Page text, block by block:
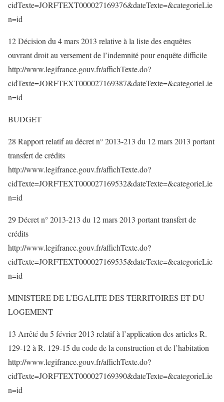
cidTexte=JORFTEXT000027169376&dateTexte=&categorieLie
n=id
12 Décision du 4 mars 2013 relative à la liste des enquêtes
ouvrant droit au versement de l’indemnité pour enquête difficile
http://www.legifrance.gouv.fr/affichTexte.do?
cidTexte=JORFTEXT000027169387&dateTexte=&categorieLie
n=id
BUDGET
28 Rapport relatif au décret n° 2013-213 du 12 mars 2013 portant
transfert de crédits
http://www.legifrance.gouv.fr/affichTexte.do?
cidTexte=JORFTEXT000027169532&dateTexte=&categorieLie
n=id
29 Décret n° 2013-213 du 12 mars 2013 portant transfert de
crédits
http://www.legifrance.gouv.fr/affichTexte.do?
cidTexte=JORFTEXT000027169535&dateTexte=&categorieLie
n=id
MINISTERE DE L’EGALITE DES TERRITOIRES ET DU
LOGEMENT
13 Arrêté du 5 février 2013 relatif à l’application des articles R.
129-12 à R. 129-15 du code de la construction et de l’habitation
http://www.legifrance.gouv.fr/affichTexte.do?
cidTexte=JORFTEXT000027169390&dateTexte=&categorieLie
n=id